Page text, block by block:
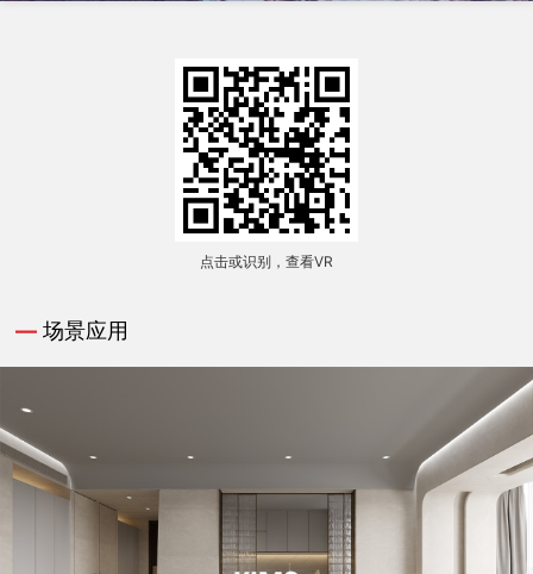
点击或识别，查看VR
— 场景应用